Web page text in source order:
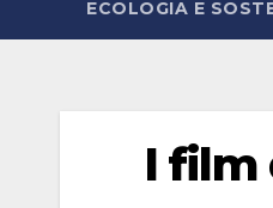
ECOLOGIA E
I film